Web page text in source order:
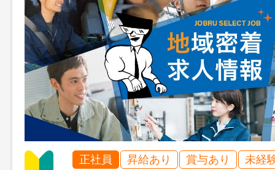
正社員 昇給あり 賞与あり 未経